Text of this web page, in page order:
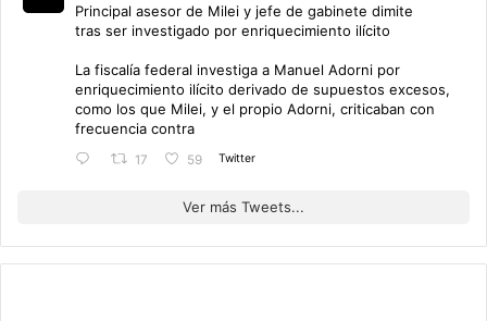
Principal asesor de Milei y jefe de gabinete dimite
tras ser investigado por enriquecimiento ilícito
La fiscalía federal investiga a Manuel Adorni por
enriquecimiento ilícito derivado de supuestos excesos,
como los que Milei, y el propio Adorni, criticaban con
frecuencia contra
17 59 Twitter
Ver más Tweets...